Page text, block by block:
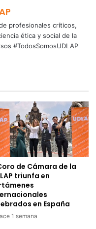
profesionales críticos,
ética y social de la
#TodosSomosUDLAP
de Cámara de la
triunfa en
en España
1 semana